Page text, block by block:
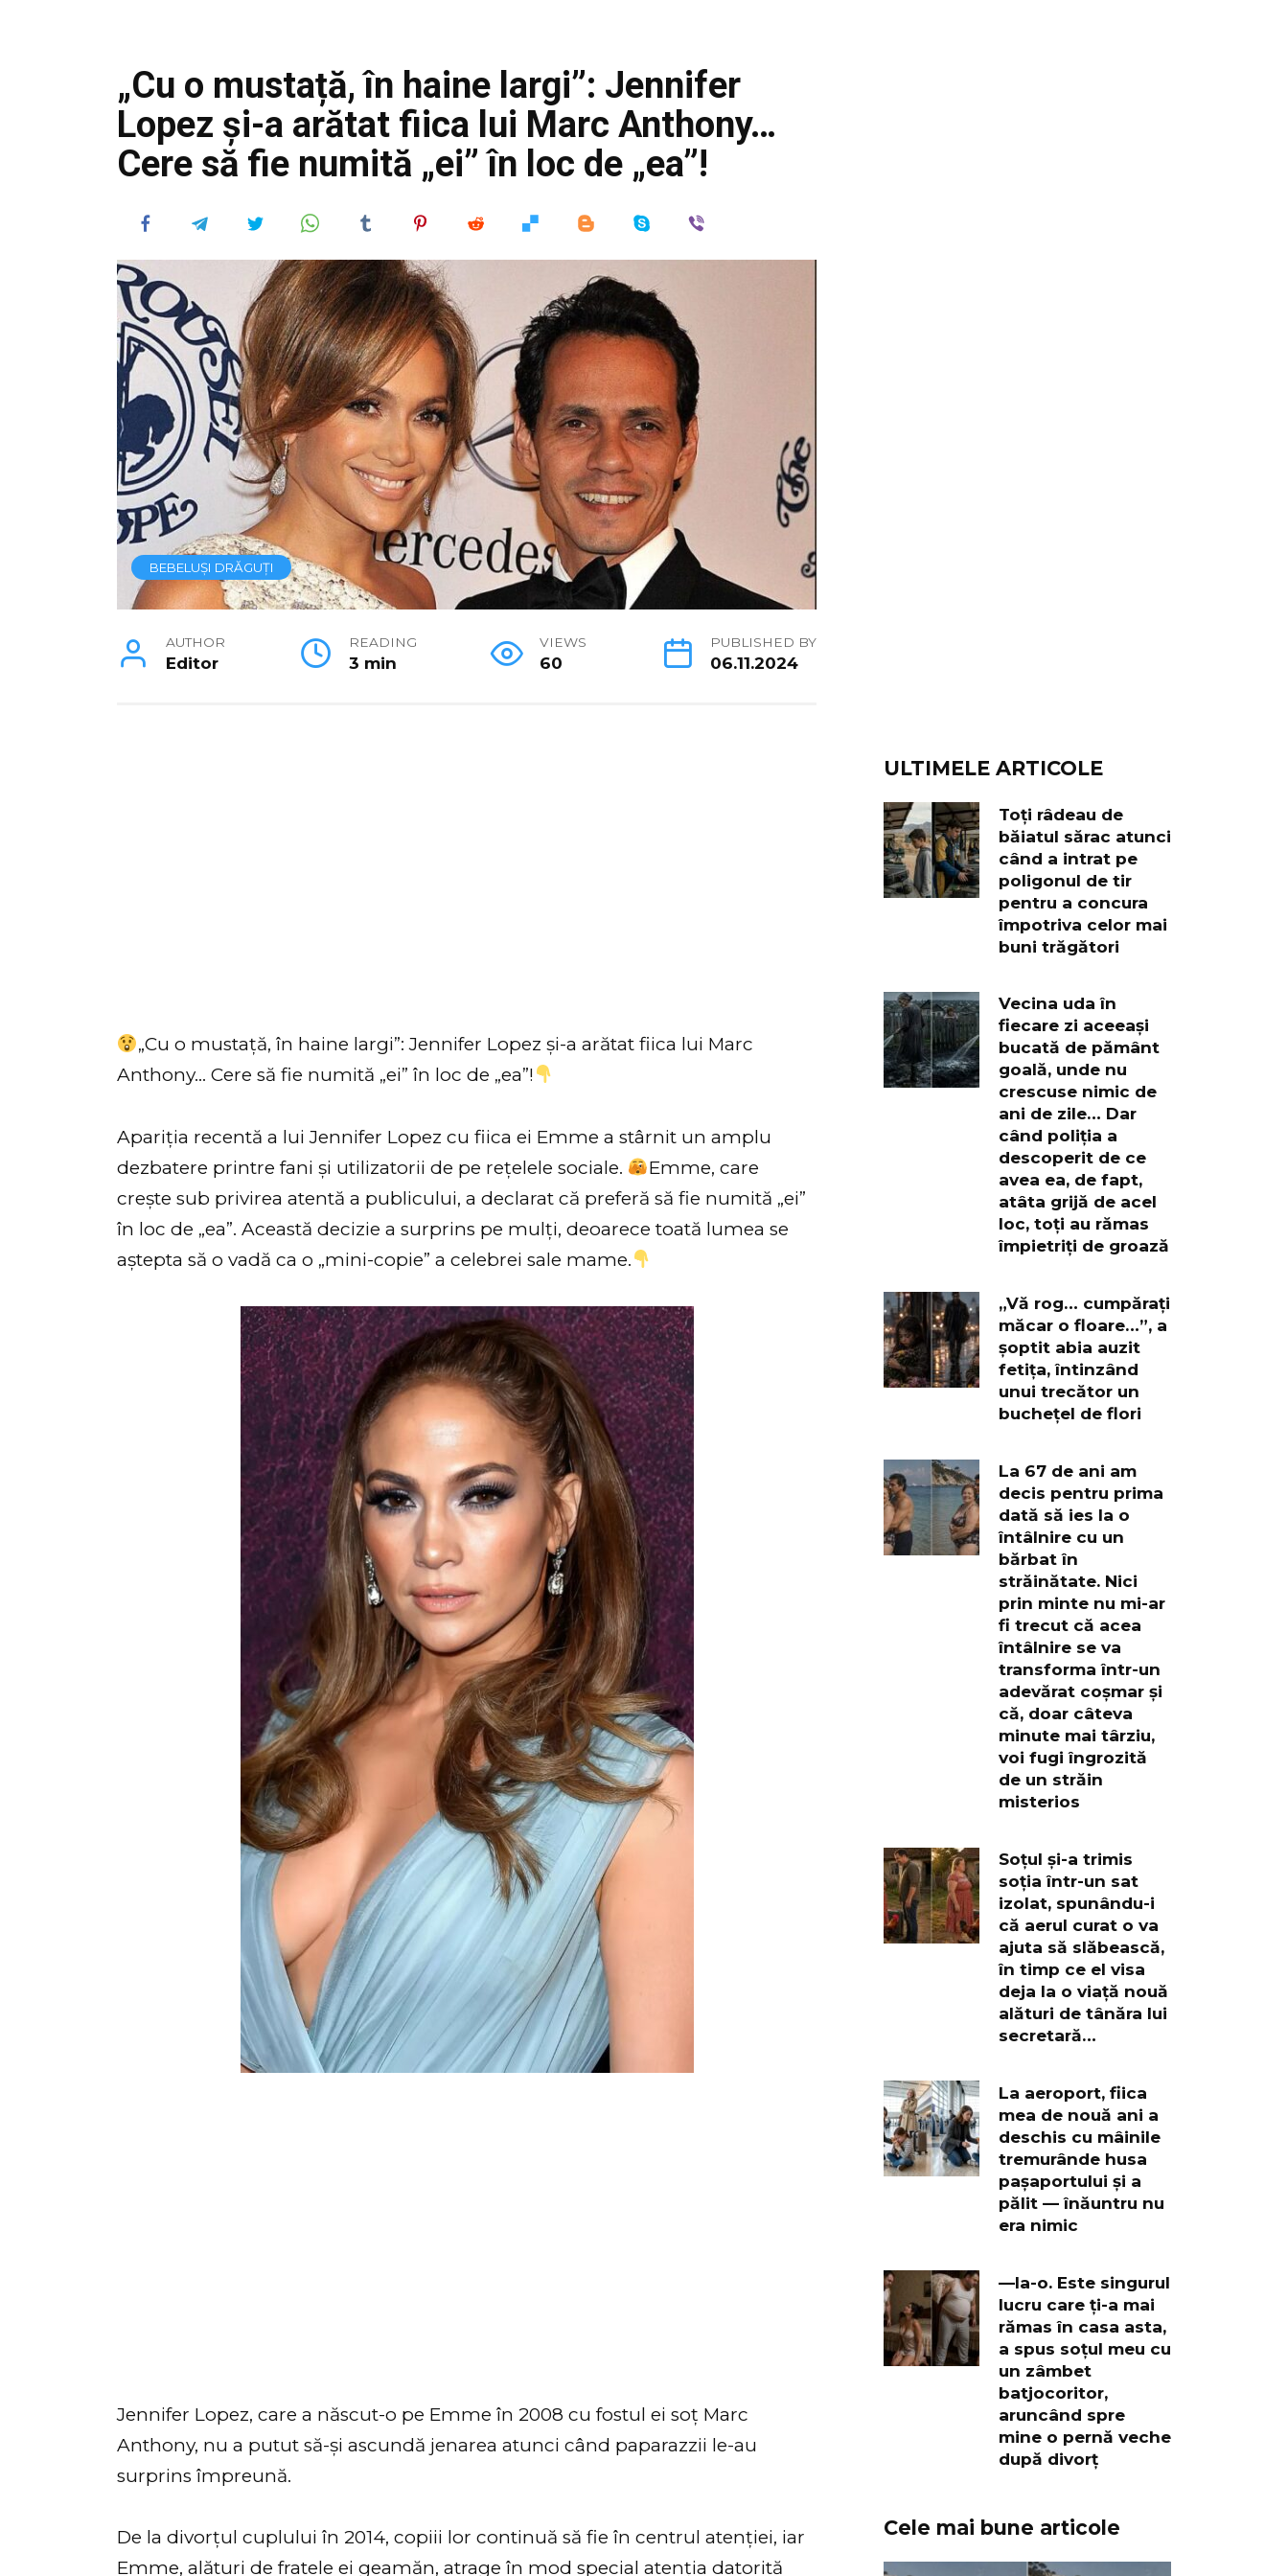
„Cu o mustață, în haine largi”: Jennifer
Lopez și-a arătat fiica lui Marc Anthony…
Cere să fie numită „ei” în loc de „ea”!
BEBELUȘI DRĂGUȚI
AUTHOR
Editor
READING
3 min
VIEWS
60
PUBLISHED BY
06.11.2024
„Cu o mustață, în haine largi”: Jennifer Lopez și-a arătat fiica lui Marc
Anthony… Cere să fie numită „ei” în loc de „ea”!
Apariția recentă a lui Jennifer Lopez cu fiica ei Emme a stârnit un amplu
dezbatere printre fani și utilizatorii de pe rețelele sociale.
Emme, care
crește sub privirea atentă a publicului, a declarat că preferă să fie numită „ei”
în loc de „ea”. Această decizie a surprins pe mulți, deoarece toată lumea se
aștepta să o vadă ca o „mini-copie” a celebrei sale mame.
Jennifer Lopez, care a născut-o pe Emme în 2008 cu fostul ei soț Marc
Anthony, nu a putut să-și ascundă jenarea atunci când paparazzii le-au
surprins împreună.
De la divorțul cuplului în 2014, copiii lor continuă să fie în centrul atenției, iar
Emme, alături de fratele ei geamăn, atrage în mod special atenția datorită
ULTIMELE ARTICOLE
Toți râdeau de
băiatul sărac atunci
când a intrat pe
poligonul de tir
pentru a concura
împotriva celor mai
buni trăgători
Vecina uda în
fiecare zi aceeași
bucată de pământ
goală, unde nu
crescuse nimic de
ani de zile… Dar
când poliția a
descoperit de ce
avea ea, de fapt,
atâta grijă de acel
loc, toți au rămas
împietriți de groază
„Vă rog… cumpărați
măcar o floare…”, a
șoptit abia auzit
fetița, întinzând
unui trecător un
buchețel de flori
La 67 de ani am
decis pentru prima
dată să ies la o
întâlnire cu un
bărbat în
străinătate. Nici
prin minte nu mi-ar
fi trecut că acea
întâlnire se va
transforma într-un
adevărat coșmar și
că, doar câteva
minute mai târziu,
voi fugi îngrozită
de un străin
misterios
Soțul și-a trimis
soția într-un sat
izolat, spunându-i
că aerul curat o va
ajuta să slăbească,
în timp ce el visa
deja la o viață nouă
alături de tânăra lui
secretară…
La aeroport, fiica
mea de nouă ani a
deschis cu mâinile
tremurânde husa
pașaportului și a
pălit — înăuntru nu
era nimic
—Ia-o. Este singurul
lucru care ți-a mai
rămas în casa asta,
a spus soțul meu cu
un zâmbet
batjocoritor,
aruncând spre
mine o pernă veche
după divorț
Cele mai bune articole